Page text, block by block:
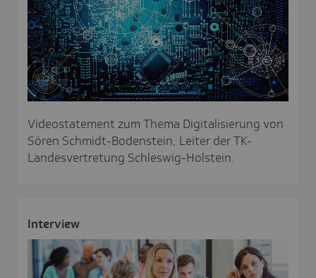
Videostatement zum Thema Digitalisierung von
Sören Schmidt-Bodenstein, Leiter der TK-
Landesvertretung Schleswig-Holstein.
Inter­view